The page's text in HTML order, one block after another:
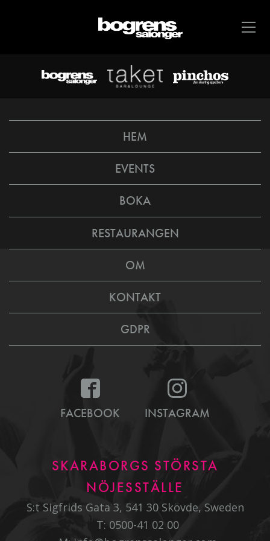
HEM
EVENTS
BOKA
RESTAURANGEN
OM
KONTAKT
GDPR
FACEBOOK INSTAGRAM
SKARABORGS STÖRSTA
NÖJESSTÄLLE
S:t Sigfrids Gata 3, 541 30 Skövde, Sweden
T: 0500-41 02 00